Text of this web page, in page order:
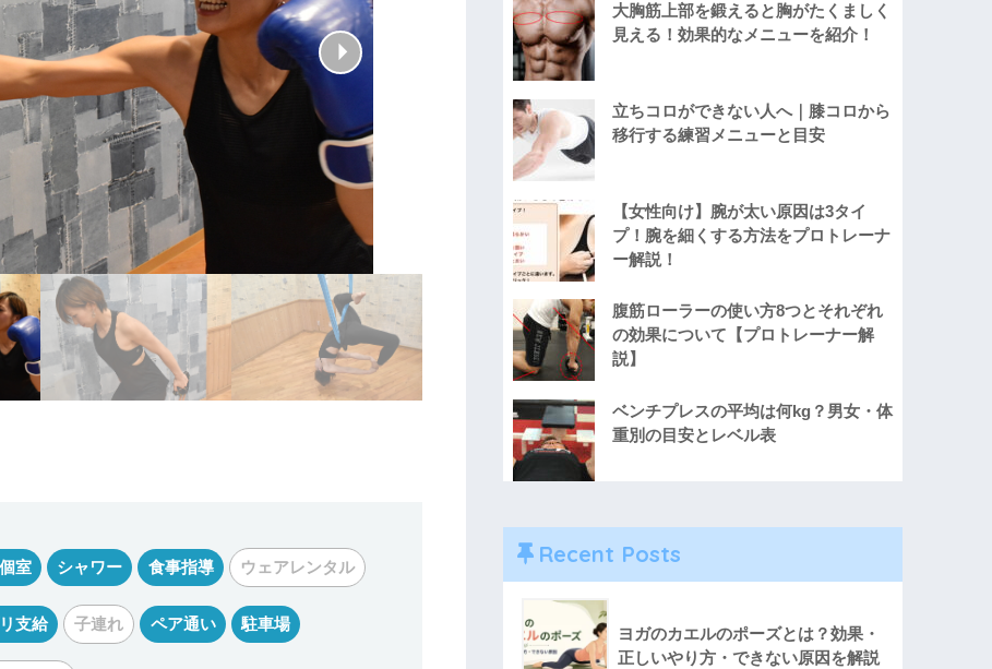
室 シャワー 食事指導 ウェアレンタル
支給 子連れ ペア通い 駐車場
大胸筋上部を鍛えると胸がたくましく
見える！効果的なメニューを紹介！
立ちコロができない人へ｜膝コロから
移行する練習メニューと目安
【女性向け】腕が太い原因は3タイ
プ！腕を細くする方法をプロトレーナ
ー解説！
腹筋ローラーの使い方8つとそれぞれ
の効果について【プロトレーナー解
説】
ベンチプレスの平均は何kg？男女・体
重別の目安とレベル表
Recent Posts
ヨガのカエルのポーズとは？効果・
正しいやり方・できない原因を解説